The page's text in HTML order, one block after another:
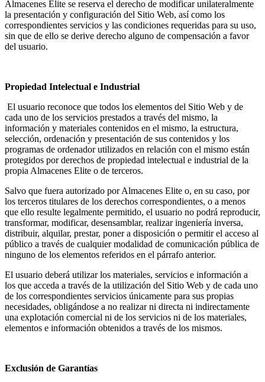
Almacenes Elite se reserva el derecho de modificar unilateralmente
la presentación y configuración del Sitio Web, así como los
correspondientes servicios y las condiciones requeridas para su uso,
sin que de ello se derive derecho alguno de compensación a favor
del usuario.
Propiedad Intelectual e Industrial
El usuario reconoce que todos los elementos del Sitio Web y de
cada uno de los servicios prestados a través del mismo, la
información y materiales contenidos en el mismo, la estructura,
selección, ordenación y presentación de sus contenidos y los
programas de ordenador utilizados en relación con el mismo están
protegidos por derechos de propiedad intelectual e industrial de la
propia Almacenes Elite o de terceros.
Salvo que fuera autorizado por Almacenes Elite o, en su caso, por
los terceros titulares de los derechos correspondientes, o a menos
que ello resulte legalmente permitido, el usuario no podrá reproducir,
transformar, modificar, desensamblar, realizar ingeniería inversa,
distribuir, alquilar, prestar, poner a disposición o permitir el acceso al
público a través de cualquier modalidad de comunicación pública de
ninguno de los elementos referidos en el párrafo anterior.
El usuario deberá utilizar los materiales, servicios e información a
los que acceda a través de la utilización del Sitio Web y de cada uno
de los correspondientes servicios únicamente para sus propias
necesidades, obligándose a no realizar ni directa ni indirectamente
una explotación comercial ni de los servicios ni de los materiales,
elementos e información obtenidos a través de los mismos.
Exclusión de Garantías